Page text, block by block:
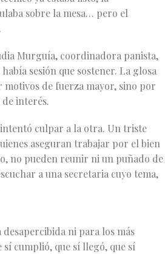
sobre la mesa… pero el
Murguía, coordinadora panista,
sesión que sostener. La glosa
motivos de fuerza mayor, sino por
interés.
culpar a la otra. Un triste
aseguran trabajar por el bien
no pueden reunir ni un puñado de
a una secretaria cuyo tema,
ni para los más
sí cumplió, que sí llegó, que sí